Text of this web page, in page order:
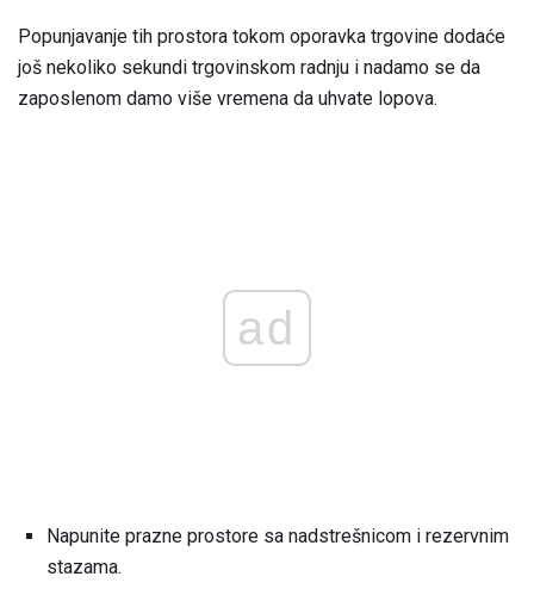
Popunjavanje tih prostora tokom oporavka trgovine dodaće
još nekoliko sekundi trgovinskom radnju i nadamo se da
zaposlenom damo više vremena da uhvate lopova.
ad
Napunite prazne prostore sa nadstrešnicom i rezervnim
stazama.